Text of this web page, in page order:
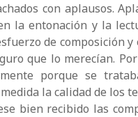
con aplausos.
la entonación y la
de composición y
que lo merecían.
porque se
la calidad de los
bien recibido las